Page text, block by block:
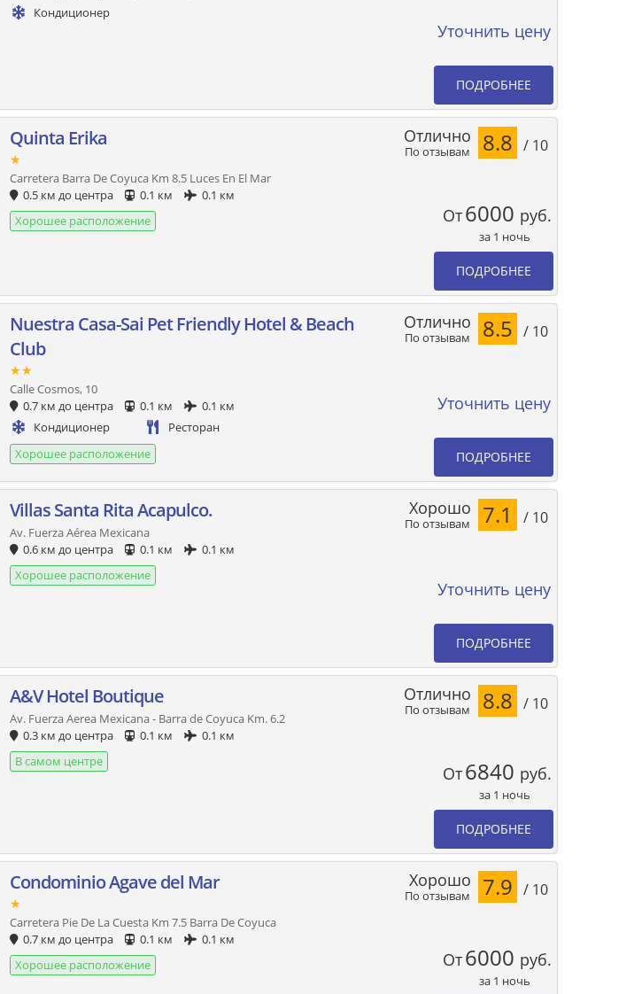
Кондиционер
Уточнить цену
ПОДРОБНЕЕ
Quinta Erika
★
Carretera Barra De Coyuca Km 8.5 Luces En El Mar
0.5 км до центра
0.1 км
0.1 км
Хорошее расположение
По отзывам
Отлично 8.8 / 10
От6000 руб.
за 1 ночь
ПОДРОБНЕЕ
Nuestra Casa-Sai Pet Friendly Hotel & Beach
Club
★★
Calle Cosmos, 10
0.7 км до центра
0.1 км
0.1 км
Кондиционер
Ресторан
Хорошее расположение
По отзывам
Отлично 8.5 / 10
Уточнить цену
ПОДРОБНЕЕ
Villas Santa Rita Acapulco.
Av. Fuerza Aérea Mexicana
0.6 км до центра
0.1 км
0.1 км
Хорошее расположение
По отзывам
Хорошо 7.1 / 10
Уточнить цену
ПОДРОБНЕЕ
A&V Hotel Boutique
Av. Fuerza Aerea Mexicana - Barra de Coyuca Km. 6.2
0.3 км до центра
0.1 км
0.1 км
В самом центре
По отзывам
Отлично 8.8 / 10
От6840 руб.
за 1 ночь
ПОДРОБНЕЕ
Condominio Agave del Mar
★
Carretera Pie De La Cuesta Km 7.5 Barra De Coyuca
0.7 км до центра
0.1 км
0.1 км
Хорошее расположение
По отзывам
Хорошо 7.9 / 10
От6000 руб.
за 1 ночь